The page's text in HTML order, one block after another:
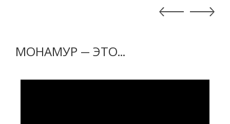
МОНАМУР — ЭТО...